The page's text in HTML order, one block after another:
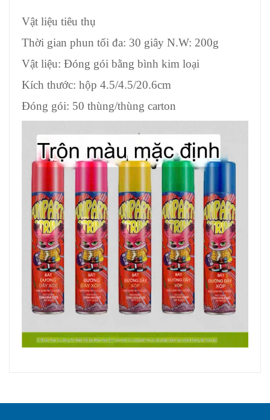
Vật liệu tiêu thụ
Thời gian phun tối đa: 30 giây N.W: 200g
Vật liệu: Đóng gói bằng bình kim loại
Kích thước: hộp 4.5/4.5/20.6cm
Đóng gói: 50 thùng/thùng carton